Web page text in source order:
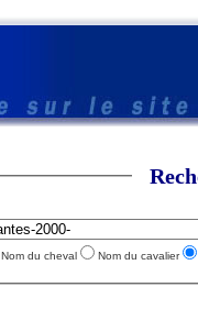
Nom du cheval Nom du cavalier